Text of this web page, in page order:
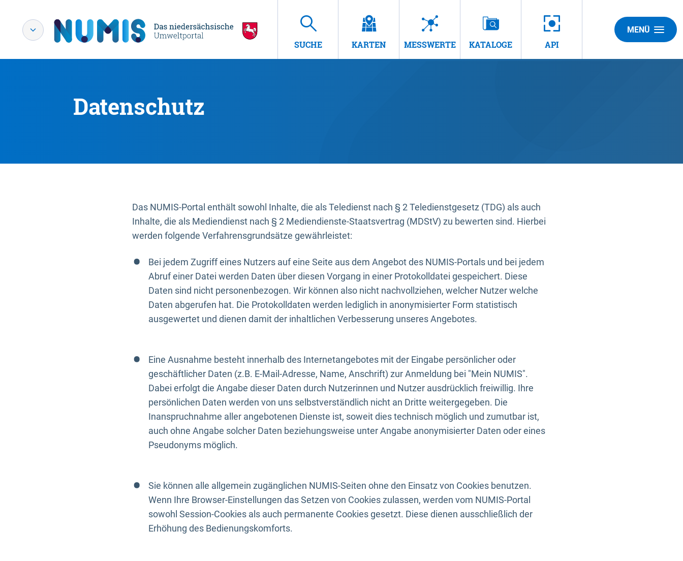
SUCHE KARTEN MESSWERTE KATALOGE API
MENÜ
Datenschutz
Das NUMIS-Portal enthält sowohl Inhalte, die als Teledienst nach § 2 Teledienstgesetz (TDG) als auch
Inhalte, die als Mediendienst nach § 2 Mediendienste-Staatsvertrag (MDStV) zu bewerten sind. Hierbei
werden folgende Verfahrensgrundsätze gewährleistet:
Bei jedem Zugriff eines Nutzers auf eine Seite aus dem Angebot des NUMIS-Portals und bei jedem
Abruf einer Datei werden Daten über diesen Vorgang in einer Protokolldatei gespeichert. Diese
Daten sind nicht personenbezogen. Wir können also nicht nachvollziehen, welcher Nutzer welche
Daten abgerufen hat. Die Protokolldaten werden lediglich in anonymisierter Form statistisch
ausgewertet und dienen damit der inhaltlichen Verbesserung unseres Angebotes.
Eine Ausnahme besteht innerhalb des Internetangebotes mit der Eingabe persönlicher oder
geschäftlicher Daten (z.B. E-Mail-Adresse, Name, Anschrift) zur Anmeldung bei "Mein NUMIS".
Dabei erfolgt die Angabe dieser Daten durch Nutzerinnen und Nutzer ausdrücklich freiwillig. Ihre
persönlichen Daten werden von uns selbstverständlich nicht an Dritte weitergegeben. Die
Inanspruchnahme aller angebotenen Dienste ist, soweit dies technisch möglich und zumutbar ist,
auch ohne Angabe solcher Daten beziehungsweise unter Angabe anonymisierter Daten oder eines
Pseudonyms möglich.
Sie können alle allgemein zugänglichen NUMIS-Seiten ohne den Einsatz von Cookies benutzen.
Wenn Ihre Browser-Einstellungen das Setzen von Cookies zulassen, werden vom NUMIS-Portal
sowohl Session-Cookies als auch permanente Cookies gesetzt. Diese dienen ausschließlich der
Erhöhung des Bedienungskomforts.